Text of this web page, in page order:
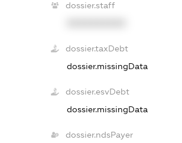
dossier.staff
dossier.taxDebt
dossier.missingData
dossier.esvDebt
dossier.missingData
dossier.ndsPayer